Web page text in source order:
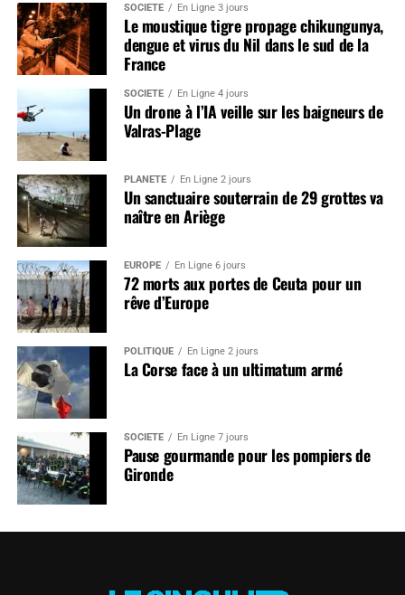
SOCIÉTÉ En Ligne 3 jours
Le moustique tigre propage chikungunya,
dengue et virus du Nil dans le sud de la
France
SOCIÉTÉ En Ligne 4 jours
Un drone à l’IA veille sur les baigneurs de
Valras-Plage
PLANÈTE En Ligne 2 jours
Un sanctuaire souterrain de 29 grottes va
naître en Ariège
EUROPE En Ligne 6 jours
72 morts aux portes de Ceuta pour un
rêve d’Europe
POLITIQUE En Ligne 2 jours
La Corse face à un ultimatum armé
SOCIÉTÉ En Ligne 7 jours
Pause gourmande pour les pompiers de
Gironde